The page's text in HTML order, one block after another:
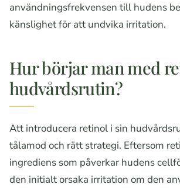
användningsfrekvensen till hudens
känslighet för att undvika irritation.
Hur börjar man med
hudvårdsrutin?
Att introducera retinol i sin
tålamod och rätt strategi. Eftersom
ingrediens som påverkar hudens
den initialt orsaka irritation om den